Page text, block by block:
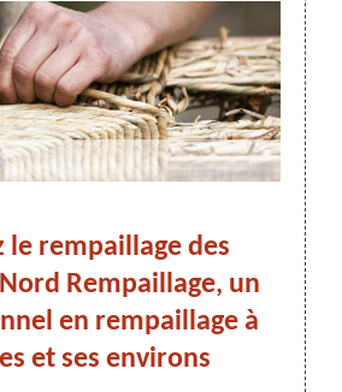
le rempaillage des
Rempaillage, un
en rempaillage à
et ses environs
Les